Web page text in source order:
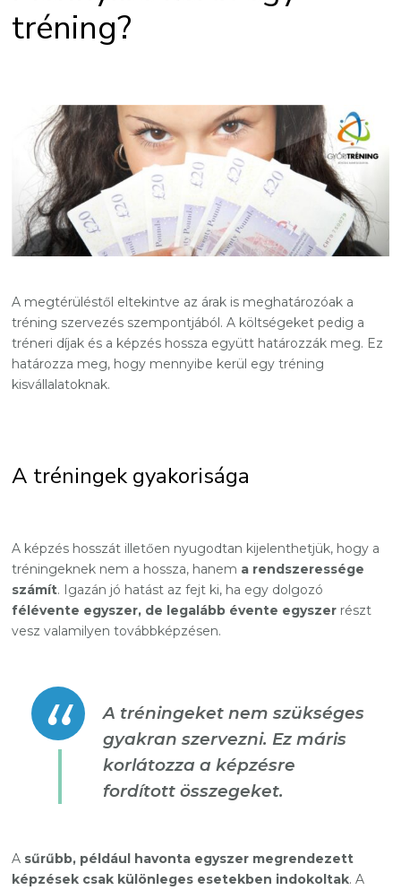
tréning?
A megtérüléstől eltekintve az árak is meghatározóak a
tréning szervezés szempontjából. A költségeket pedig a
tréneri díjak és a képzés hossza együtt határozzák meg. Ez
határozza meg, hogy mennyibe kerül egy tréning
kisvállalatoknak.
A tréningek gyakorisága
A képzés hosszát illetően nyugodtan kijelenthetjük, hogy a
tréningeknek nem a hossza, hanem a rendszeressége
számít. Igazán jó hatást az fejt ki, ha egy dolgozó
félévente egyszer, de legalább évente egyszer részt
vesz valamilyen továbbképzésen.
A tréningeket nem szükséges
gyakran szervezni. Ez máris
korlátozza a képzésre
fordított összegeket.
A sűrűbb, például havonta egyszer megrendezett
képzések csak különleges esetekben indokoltak. A